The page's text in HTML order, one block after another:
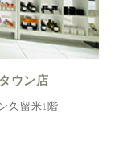
ウン店
久留米1階